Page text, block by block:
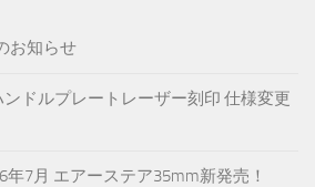
お知らせ
ンドルプレートレーザー刻印 仕様変更
年7月 エアーステア35mm新発売！